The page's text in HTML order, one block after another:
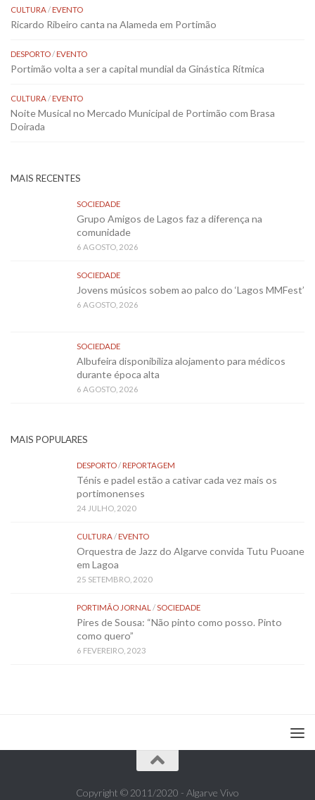
CULTURA/EVENTO
Ricardo Ribeiro canta na Alameda em Portimão
DESPORTO/EVENTO
Portimão volta a ser a capital mundial da Ginástica Rítmica
CULTURA/EVENTO
Noite Musical no Mercado Municipal de Portimão com Brasa
Doirada
MAIS RECENTES
SOCIEDADE
Grupo Amigos de Lagos faz a diferença na
comunidade
6 AGOSTO, 2026
SOCIEDADE
Jovens músicos sobem ao palco do ‘Lagos MMFest’
6 AGOSTO, 2026
SOCIEDADE
Albufeira disponibiliza alojamento para médicos
durante época alta
6 AGOSTO, 2026
MAIS POPULARES
DESPORTO/REPORTAGEM
Ténis e padel estão a cativar cada vez mais os
portimonenses
24 JULHO, 2020
CULTURA/EVENTO
Orquestra de Jazz do Algarve convida Tutu Puoane
em Lagoa
25 SETEMBRO, 2020
PORTIMÃO JORNAL /SOCIEDADE
Pires de Sousa: “Não pinto como posso. Pinto
como quero”
6 FEVEREIRO, 2023
Copyright © 2011/2020 - Algarve Vivo